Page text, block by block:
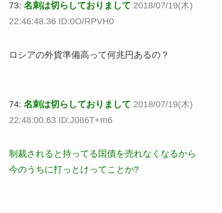
73: 名刺は切らしておりまして 2018/07/19(木)
22:46:48.36 ID:0O/RPVH0
ロシアの外貨準備高って何兆円あるの？
74: 名刺は切らしておりまして 2018/07/19(木)
22:48:00.63 ID:J086T+m6
制裁されると持ってる国債を売れなくなるから
今のうちに打っとけってことか?